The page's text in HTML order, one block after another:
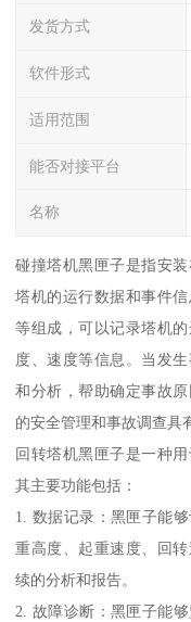
发货方式
软件形式
适用范围
能否对接平台
名称
碰撞塔机黑匣子是指安
塔机的运行数据和事件
等组成，可以记录塔机
度、速度等信息。当发
和分析，帮助确定事故
的安全管理和事故调查具
回转塔机黑匣子是一种
其主要功能包括：
1. 数据记录：黑匣子能
重高度、起重速度、回
续的分析和报告。
2. 故障诊断：黑匣子能